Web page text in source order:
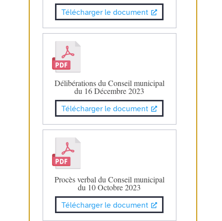
Télécharger le document
Délibérations du Conseil municipal
du 16 Décembre 2023
Télécharger le document
Procès verbal du Conseil municipal
du 10 Octobre 2023
Télécharger le document